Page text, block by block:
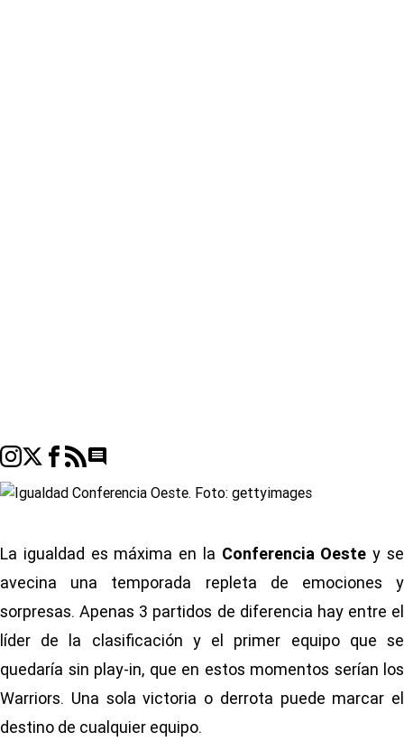
Go to comments seciton
La igualdad es máxima en la Conferencia Oeste y se
avecina una temporada repleta de emociones y
sorpresas. Apenas 3 partidos de diferencia hay entre el
líder de la clasificación y el primer equipo que se
quedaría sin play-in, que en estos momentos serían los
Warriors. Una sola victoria o derrota puede marcar el
destino de cualquier equipo.